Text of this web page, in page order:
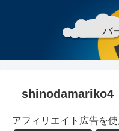
バ
shinodamariko4
アフィリエイト広告を使